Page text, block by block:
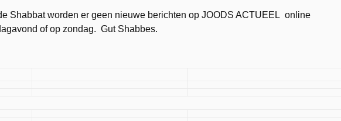
Shabbat worden er geen nieuwe berichten op JOODS ACTUEEL online
of op zondag. Gut Shabbes.